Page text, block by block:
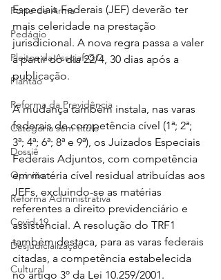
Porte de Arma
Pedágio
Pleitos da Assojaf-GO
Plantão
Reforma da Previdência
Categoria sem título
Dossiê
Opinião
Reforma Administrativa
Covid-19
Desjudicialização
Cultural
Especiais Federais (JEF) deverão ter
mais celeridade na prestação
jurisdicional. A nova regra passa a valer
a partir do dia 22/4, 30 dias após a
publicação.
A mudança também instala, nas varas
federais de competência cível (1ª; 2ª;
3ª; 4ª; 6ª; 8ª e 9ª), os Juizados Especiais
Federais Adjuntos, com competência
em matéria cível residual atribuídas aos
JEFs, excluindo-se as matérias
referentes a direito previdenciário e
assistencial. A resolução do TRF1
também destaca, para as varas federais
citadas, a competência estabelecida
no artigo 3º da Lei 10.259/2001.